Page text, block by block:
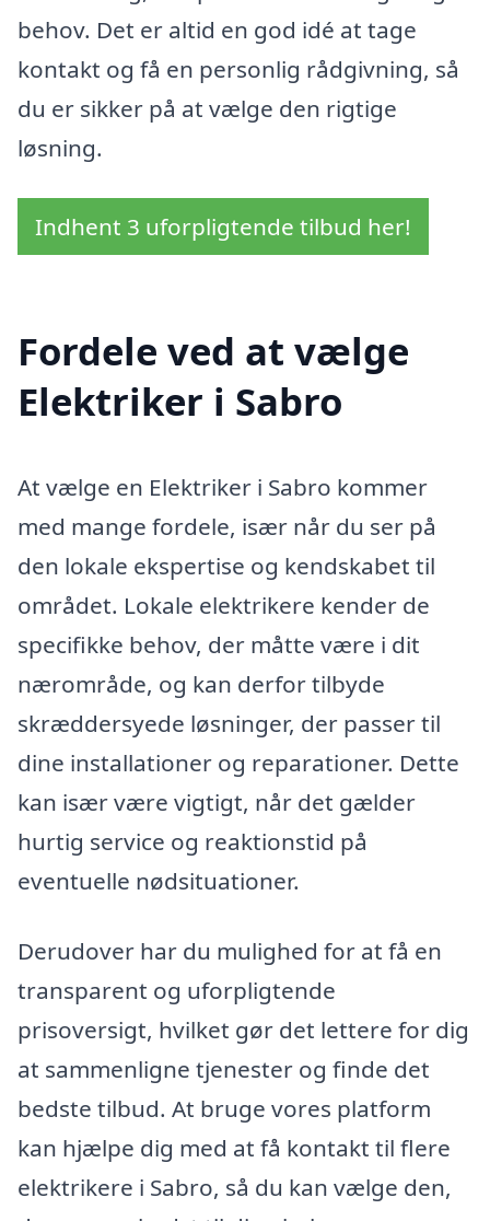
behov. Det er altid en god idé at tage
kontakt og få en personlig rådgivning, så
du er sikker på at vælge den rigtige
løsning.
Indhent 3 uforpligtende tilbud her!
Fordele ved at vælge
Elektriker i Sabro
At vælge en Elektriker i Sabro kommer
med mange fordele, især når du ser på
den lokale ekspertise og kendskabet til
området. Lokale elektrikere kender de
specifikke behov, der måtte være i dit
nærområde, og kan derfor tilbyde
skræddersyede løsninger, der passer til
dine installationer og reparationer. Dette
kan især være vigtigt, når det gælder
hurtig service og reaktionstid på
eventuelle nødsituationer.
Derudover har du mulighed for at få en
transparent og uforpligtende
prisoversigt, hvilket gør det lettere for dig
at sammenligne tjenester og finde det
bedste tilbud. At bruge vores platform
kan hjælpe dig med at få kontakt til flere
elektrikere i Sabro, så du kan vælge den,